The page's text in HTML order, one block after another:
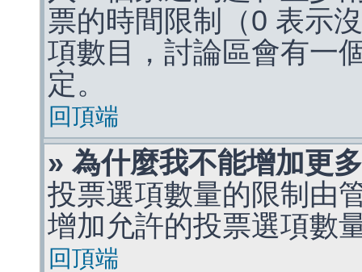
票的時間限制（0 表示
項數目，討論區會有一
定。
回頂端
» 為什麼我不能增加更
投票選項數量的限制由
增加允許的投票選項數
回頂端